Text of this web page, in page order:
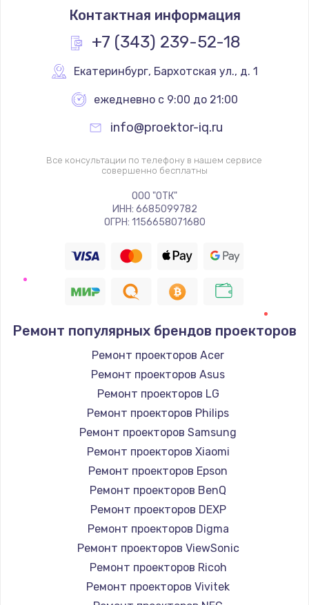
Контактная информация
+7 (343) 239-52-18
Екатеринбург, Бархотская ул., д. 1
ежедневно с 9:00 до 21:00
info@proektor-iq.ru
Все консультации по телефону в нашем сервисе
совершенно бесплатны
ООО "ОТК"
ИНН: 6685099782
ОГРН: 1156658071680
Ремонт популярных брендов проекторов
Ремонт проекторов Acer
Ремонт проекторов Asus
Ремонт проекторов LG
Ремонт проекторов Philips
Ремонт проекторов Samsung
Ремонт проекторов Xiaomi
Ремонт проекторов Epson
Ремонт проекторов BenQ
Ремонт проекторов DEXP
Ремонт проекторов Digma
Ремонт проекторов ViewSonic
Ремонт проекторов Ricoh
Ремонт проекторов Vivitek